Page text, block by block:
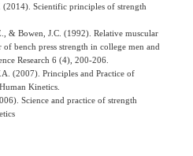
Scientific principles of strength
& Bowen, J.C. (1992). Relative muscular
bench press strength in college men and
Research 6 (4), 200-206.
(2007). Principles and Practice of
Kinetics.
Science and practice of strength